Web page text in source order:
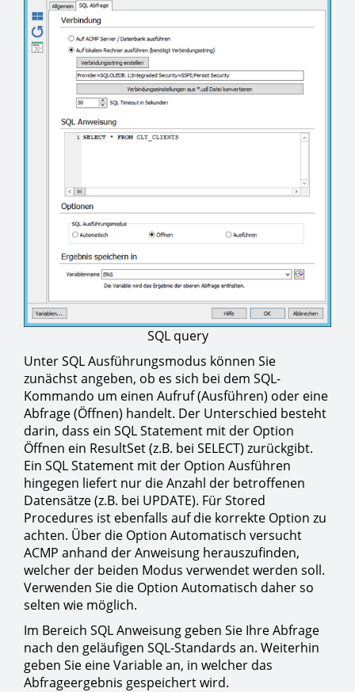
SQL query
Unter SQL Ausführungsmodus können Sie
zunächst angeben, ob es sich bei dem SQL-
Kommando um einen Aufruf (Ausführen) oder eine
Abfrage (Öffnen) handelt. Der Unterschied besteht
darin, dass ein SQL Statement mit der Option
Öffnen ein ResultSet (z.B. bei SELECT) zurückgibt.
Ein SQL Statement mit der Option Ausführen
hingegen liefert nur die Anzahl der betroffenen
Datensätze (z.B. bei UPDATE). Für Stored
Procedures ist ebenfalls auf die korrekte Option zu
achten. Über die Option Automatisch versucht
ACMP anhand der Anweisung herauszufinden,
welcher der beiden Modus verwendet werden soll.
Verwenden Sie die Option Automatisch daher so
selten wie möglich.
Im Bereich SQL Anweisung geben Sie Ihre Abfrage
nach den geläufigen SQL-Standards an. Weiterhin
geben Sie eine Variable an, in welcher das
Abfrageergebnis gespeichert wird.